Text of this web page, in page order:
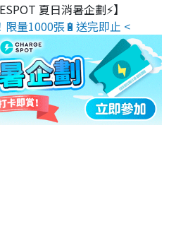
夏日消暑企劃⚡】
限量1000張🔋送完即止 <